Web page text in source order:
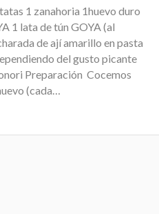
1 zanahoria 1huevo duro
1 lata de tún GOYA (al
de ají amarillo en pasta
del gusto picante
Preparación Cocemos
(cada…